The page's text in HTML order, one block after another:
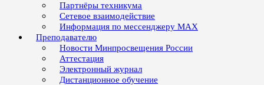
Партнёры техникума
Сетевое взаимодействие
Информация по мессенджеру MAX
Преподавателю
Новости Минпросвещения России
Аттестация
Электронный журнал
Дистанционное обучение